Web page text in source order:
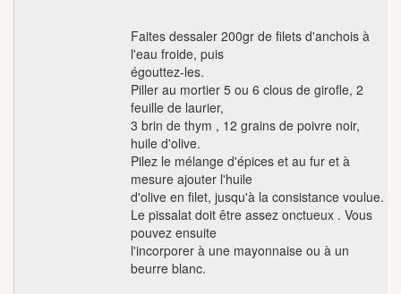
Faites dessaler 200gr de filets d'anchois à
l'eau froide, puis
égouttez-les.
Piller au mortier 5 ou 6 clous de girofle, 2
feuille de laurier,
3 brin de thym , 12 grains de poivre noir,
huile d'olive.
Pilez le mélange d'épices et au fur et à
mesure ajouter l'huile
d'olive en filet, jusqu'à la consistance voulue.
Le pissalat doit être assez onctueux . Vous
pouvez ensuite
l'incorporer à une mayonnaise ou à un
beurre blanc.